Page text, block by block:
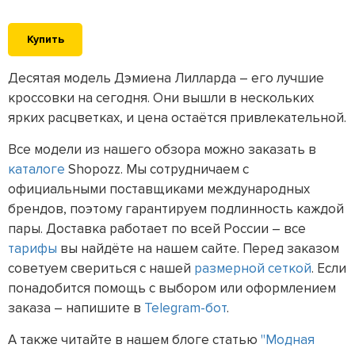
Купить
Десятая модель Дэмиена Лилларда – его лучшие
кроссовки на сегодня. Они вышли в нескольких
ярких расцветках, и цена остаётся привлекательной.
Все модели из нашего обзора можно заказать в
каталоге Shopozz. Мы сотрудничаем с
официальными поставщиками международных
брендов, поэтому гарантируем подлинность каждой
пары. Доставка работает по всей России – все
тарифы вы найдёте на нашем сайте. Перед заказом
советуем свериться с нашей размерной сеткой. Если
понадобится помощь с выбором или оформлением
заказа – напишите в Telegram-бот.
А также читайте в нашем блоге статью "Модная